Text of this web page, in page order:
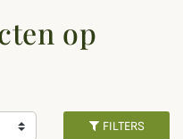
op
FILTERS